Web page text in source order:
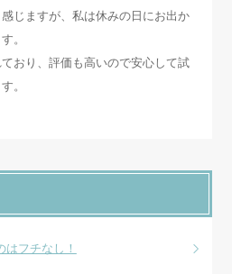
じますが、私は休みの日にお出か
。
おり、評価も高いので安心して試
。
フチなし！